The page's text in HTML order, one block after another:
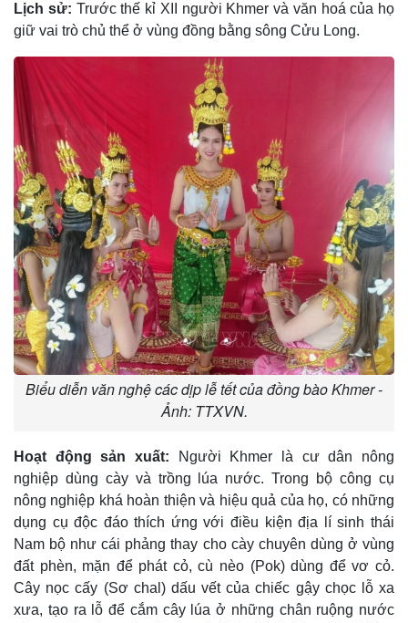
Lịch sử: Trước thế kỉ XII người Khmer và văn hoá của họ
giữ vai trò chủ thể ở vùng đồng bằng sông Cửu Long.
Biểu diễn văn nghệ các dịp lễ tết của đồng bào Khmer -
Ảnh: TTXVN.
Hoạt động sản xuất: Người Khmer là cư dân nông
nghiệp dùng cày và trồng lúa nước. Trong bộ công cụ
nông nghiệp khá hoàn thiện và hiệu quả của họ, có những
dụng cụ độc đáo thích ứng với điều kiện địa lí sinh thái
Nam bộ như cái phảng thay cho cày chuyên dùng ở vùng
đất phèn, mặn để phát cỏ, cù nèo (Pok) dùng để vơ cỏ.
Cây nọc cấy (Sơ chal) dấu vết của chiếc gậy chọc lỗ xa
xưa, tạo ra lỗ để cắm cây lúa ở những chân ruộng nước